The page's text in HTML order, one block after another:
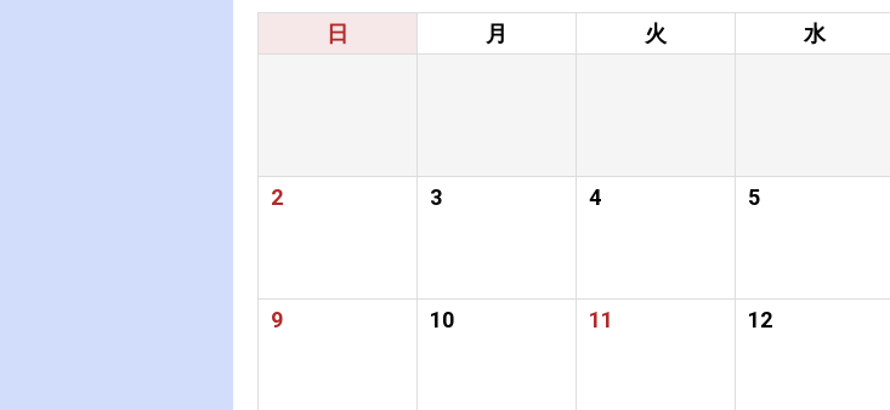
日 月 火 水
2 3 4 5
9 10 11 12